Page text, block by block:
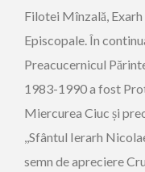
Filotei Mînzală,
Episcopale. În
Preacucernicul
1983-1990 a fost
Miercurea Ciuc și
,,Sfântul Ierarh
semn de apreciere